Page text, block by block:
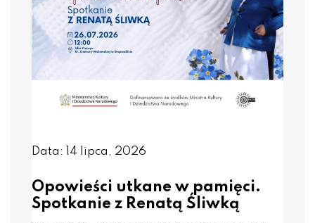
Data: 14 lipca, 2026
Opowieści utkane w pamięci.
Spotkanie z Renatą Śliwką